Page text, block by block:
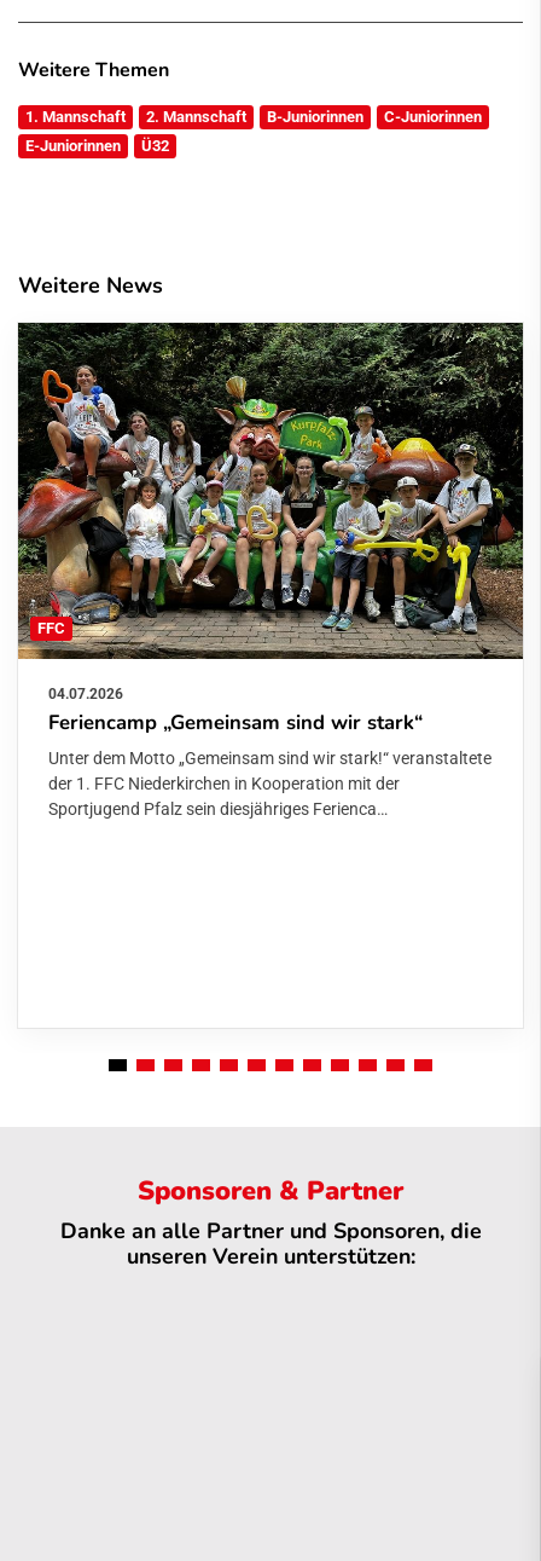
Weitere Themen
1. Mannschaft 2. Mannschaft B-Juniorinnen
C-Juniorinnen
E-Juniorinnen
Ü32
Weitere News
FFC
04.07.2026
Feriencamp „Gemeinsam sind wir stark“
Unter dem Motto „Gemeinsam sind wir stark!“ veranstaltete
der 1. FFC Niederkirchen in Kooperation mit der
Sportjugend Pfalz sein diesjähriges Ferienca…
Sponsoren & Partner
Danke an alle Partner und Sponsoren, die
unseren Verein unterstützen: